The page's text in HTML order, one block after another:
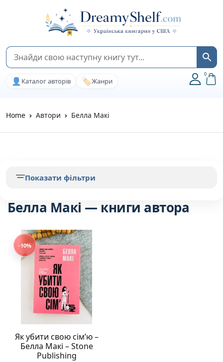
👤 Каталог авторів 🏷️Жанри
0
Home Автори Белла Макі
Белла Макі — книги автора
-10%
Як убити свою сім’ю –
Белла Макі – Stone
Publishing
Показати фільтри